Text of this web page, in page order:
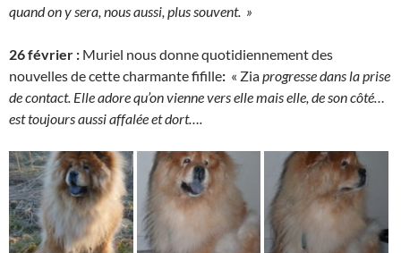
quand on y sera, nous aussi, plus souvent. »
26 février : Muriel nous donne quotidiennement des
nouvelles de cette charmante fifille: « Ziaprogresse dans la prise
de contact. Elle adore qu’on vienne vers elle mais elle, de son côté…
est toujours aussi affalée et dort….